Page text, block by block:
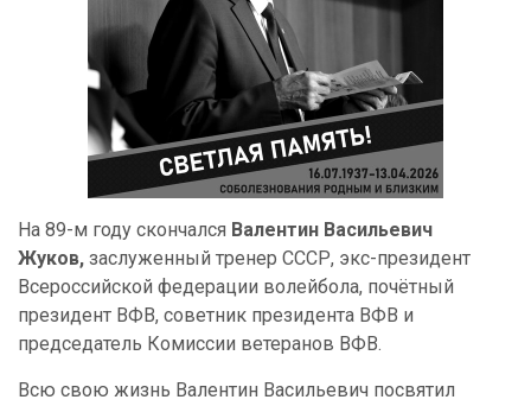
На 89-м году скончался Валентин Васильевич
Жуков, заслуженный тренер СССР, экс-президент
Всероссийской федерации волейбола, почётный
президент ВФВ, советник президента ВФВ и
председатель Комиссии ветеранов ВФВ.
Всю свою жизнь Валентин Васильевич посвятил